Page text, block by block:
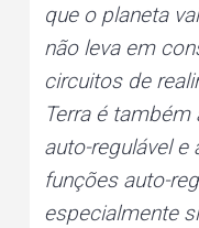
que o planeta
não leva em
circuitos de
Terra é também
auto-regulável e
funções auto-
especialmente